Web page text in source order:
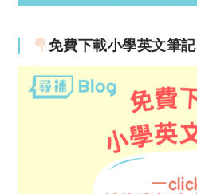
免費下載小學英文筆記